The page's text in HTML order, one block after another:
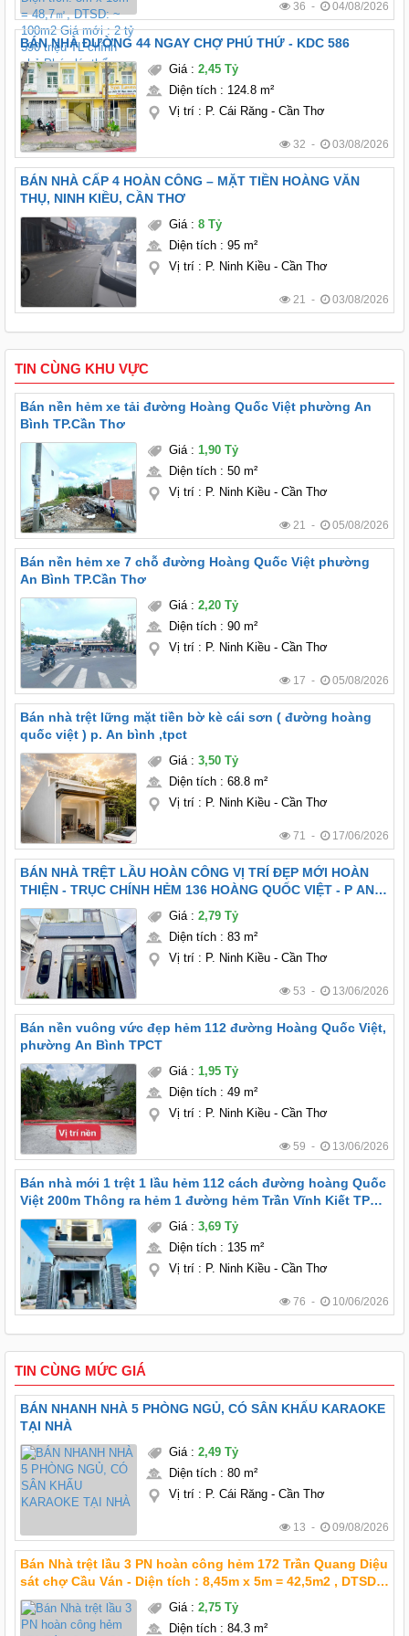
36 - 04/08/2026
BÁN NHÀ ĐƯỜNG 44 NGAY CHỢ PHÚ THỨ - KDC 586
Giá: 2,45 Tỷ
Diện tích: 124.8 m²
Vị trí: P. Cái Răng - Cần Thơ
32 - 03/08/2026
BÁN NHÀ CẤP 4 HOÀN CÔNG – MẶT TIỀN HOÀNG VĂN
THỤ, NINH KIỀU, CẦN THƠ
Giá: 8 Tỷ
Diện tích: 95 m²
Vị trí: P. Ninh Kiều - Cần Thơ
21 - 03/08/2026
TIN CÙNG KHU VỰC
Bán nền hẻm xe tải đường Hoàng Quốc Việt phường An
Bình TP.Cần Thơ
Giá: 1,90 Tỷ
Diện tích: 50 m²
Vị trí: P. Ninh Kiều - Cần Thơ
21 - 05/08/2026
Bán nền hẻm xe 7 chỗ đường Hoàng Quốc Việt phường
An Bình TP.Cần Thơ
Giá: 2,20 Tỷ
Diện tích: 90 m²
Vị trí: P. Ninh Kiều - Cần Thơ
17 - 05/08/2026
Bán nhà trệt lững mặt tiền bờ kè cái sơn ( đường hoàng
quốc việt ) p. An bình ,tpct
Giá: 3,50 Tỷ
Diện tích: 68.8 m²
Vị trí: P. Ninh Kiều - Cần Thơ
71 - 17/06/2026
BÁN NHÀ TRỆT LẦU HOÀN CÔNG VỊ TRÍ ĐẸP MỚI HOÀN
THIỆN - TRỤC CHÍNH HẺM 136 HOÀNG QUỐC VIỆT - P AN
BÌNH - TP CẦN THƠ
Giá: 2,79 Tỷ
Diện tích: 83 m²
Vị trí: P. Ninh Kiều - Cần Thơ
53 - 13/06/2026
Bán nền vuông vức đẹp hẻm 112 đường Hoàng Quốc Việt,
phường An Bình TPCT
Giá: 1,95 Tỷ
Diện tích: 49 m²
Vị trí: P. Ninh Kiều - Cần Thơ
59 - 13/06/2026
Bán nhà mới 1 trệt 1 lầu hẻm 112 cách đường hoàng Quốc
Việt 200m Thông ra hẻm 1 đường hẻm Trần Vĩnh Kiết TP
CẦN THƠ
Giá: 3,69 Tỷ
Diện tích: 135 m²
Vị trí: P. Ninh Kiều - Cần Thơ
76 - 10/06/2026
TIN CÙNG MỨC GIÁ
BÁN NHANH NHÀ 5 PHÒNG NGỦ, CÓ SÂN KHẤU KARAOKE
TẠI NHÀ
Giá: 2,49 Tỷ
Diện tích: 80 m²
Vị trí: P. Cái Răng - Cần Thơ
13 - 09/08/2026
Bán Nhà trệt lầu 3 PN hoàn công hẻm 172 Trần Quang Diệu
sát chợ Cầu Ván - Diện tích : 8,45m x 5m = 42,5m2 , DTSD
84,3m2 - Giá mới : 2 Tỷ 750 triệu TL chính chủ - Kết cấu :
nhà trệt lầu 3 phòng ngủ (
Giá: 2,75 Tỷ
Diện tích: 84.3 m²